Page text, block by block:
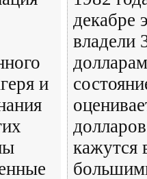
и
декабре
владели
кажутся